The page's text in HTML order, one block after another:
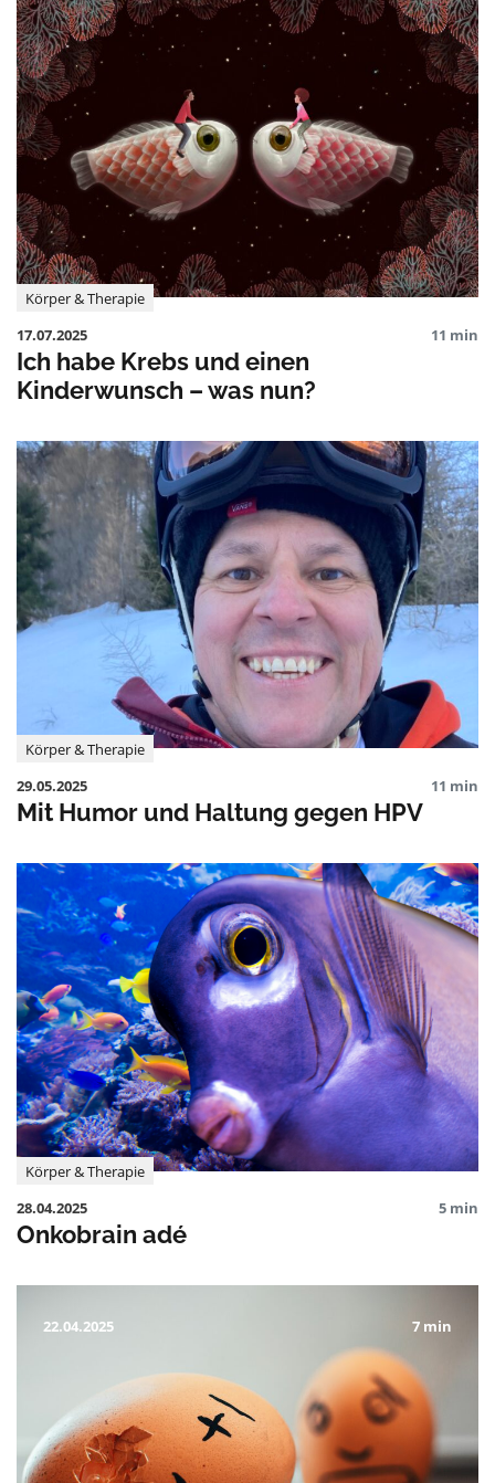
Körper & Therapie
17.07.2025
11 min
Ich habe Krebs und einen
Kinderwunsch – was nun?
Körper & Therapie
29.05.2025
11 min
Mit Humor und Haltung gegen HPV
Körper & Therapie
28.04.2025
5 min
Onkobrain adé
22.04.2025 7 min